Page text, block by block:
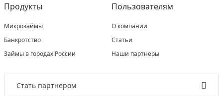
Продукты
Микрозаймы
Банкротство
Займы в городах России
Пользователям
О компании
Статьи
Наши партнеры
Стать партнером